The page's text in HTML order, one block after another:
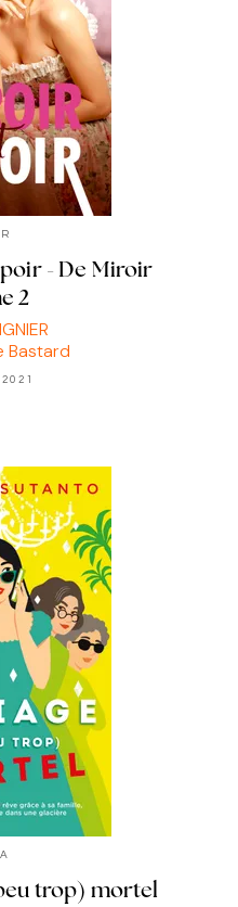
- De Miroir
2
Bastard
trop) mortel